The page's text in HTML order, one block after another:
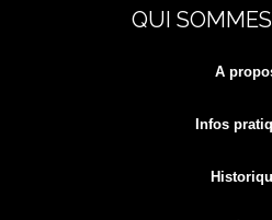
QUI
A
Infos